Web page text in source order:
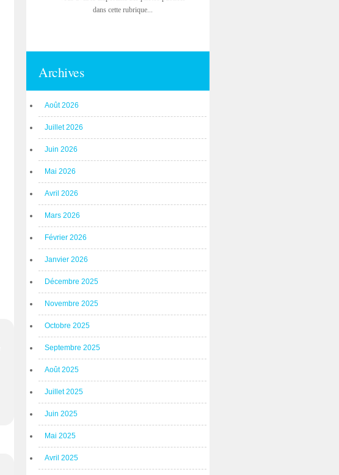
dans cette rubrique...
Archives
Août 2026
Juillet 2026
Juin 2026
Mai 2026
Avril 2026
Mars 2026
Février 2026
Janvier 2026
Décembre 2025
Novembre 2025
Octobre 2025
Septembre 2025
Août 2025
Juillet 2025
Juin 2025
Mai 2025
Avril 2025